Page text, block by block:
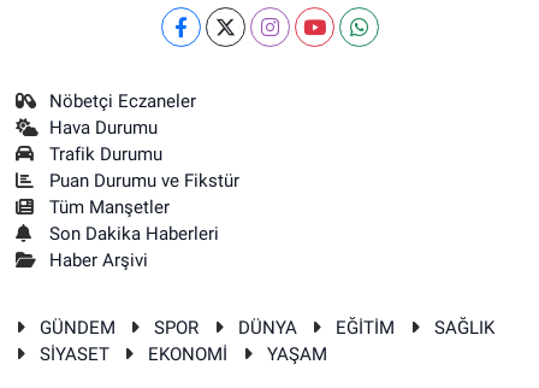
Nöbetçi Eczaneler
Hava Durumu
Trafik Durumu
Puan Durumu ve Fikstür
Tüm Manşetler
Son Dakika Haberleri
Haber Arşivi
GÜNDEM SPOR DÜNYA EĞİTİM
SAĞLIK
SİYASET
EKONOMİ YAŞAM